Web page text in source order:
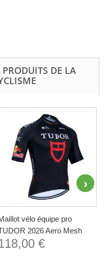
DE LA
vélo équipe pro
2026 Aero Mesh
€